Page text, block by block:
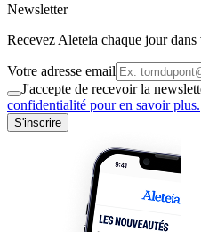
Newsletter
Recevez Aleteia chaque jour
Votre adresse email
J'accepte de recevoir la
confidentialité pour en savoir plus.
S'inscrire